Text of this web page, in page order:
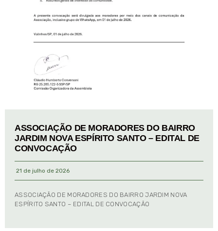
ASSOCIAÇÃO DE MORADORES DO BAIRRO
JARDIM NOVA ESPÍRITO SANTO – EDITAL DE
CONVOCAÇÃO
21 de julho de 2026
ASSOCIAÇÃO DE MORADORES DO BAIRRO JARDIM NOVA
ESPÍRITO SANTO – EDITAL DE CONVOCAÇÃO